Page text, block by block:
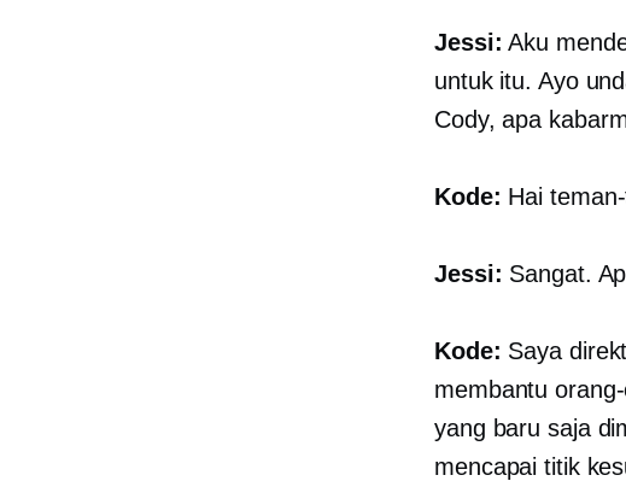
Jessi: Aku
untuk itu. Ayo
Cody, apa
Kode: Hai
Jessi: Sangat.
Kode: Saya
membantu
yang baru saja
mencapai titik